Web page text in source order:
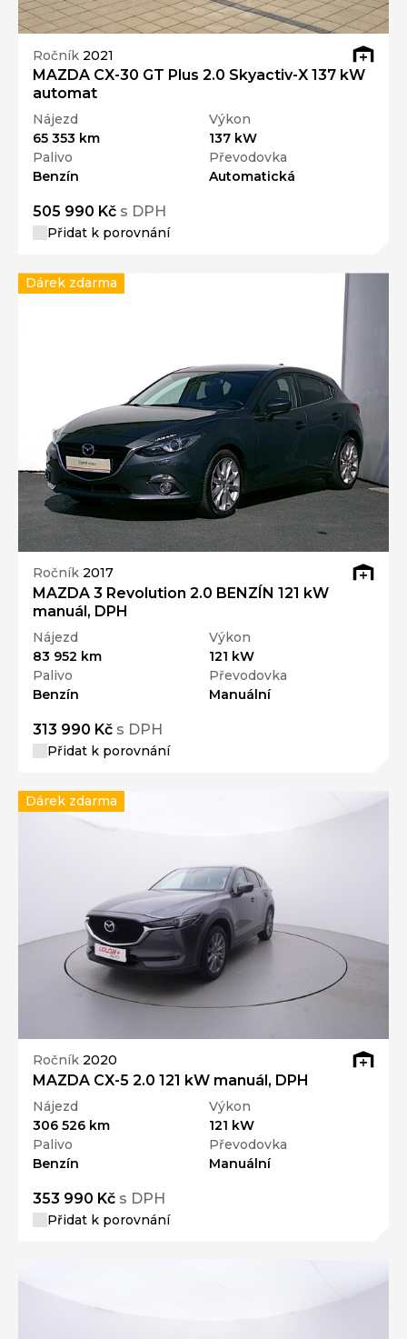
Ročník 2021
MAZDA CX-30 GT Plus 2.0 Skyactiv-X 137 kW
automat
Nájezd
65 353 km
Výkon
137 kW
Palivo
Benzín
Převodovka
Automatická
505 990 Kč s DPH
Přidat k porovnání
Ročník 2017
MAZDA 3 Revolution 2.0 BENZÍN 121 kW
manuál, DPH
Nájezd
83 952 km
Výkon
121 kW
Palivo
Benzín
Převodovka
Manuální
313 990 Kč s DPH
Přidat k porovnání
Dárek zdarma
Ročník 2020
MAZDA CX-5 2.0 121 kW manuál, DPH
Nájezd
306 526 km
Výkon
121 kW
Palivo
Benzín
Převodovka
Manuální
353 990 Kč s DPH
Přidat k porovnání
Dárek zdarma